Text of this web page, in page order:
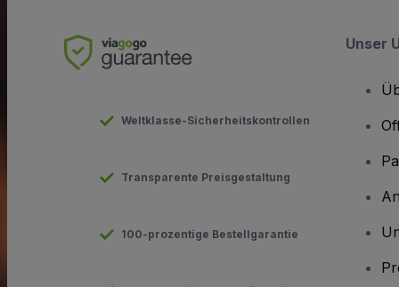
Weltklasse-Sicherheitskontrollen
Transparente Preisgestaltung
100-prozentige Bestellgarantie
Unser